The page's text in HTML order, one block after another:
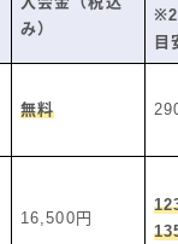
み）
※2
目
無料
16,500円